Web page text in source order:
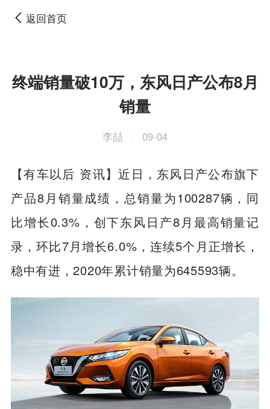
返回首页
终端销量破10万，东风日产公布8月
销量
李喆 09-04
【有车以后 资讯】近日，东风日产公布旗下
产品8月销量成绩，总销量为100287辆，同
比增长0.3%，创下东风日产8月最高销量记
录，环比7月增长6.0%，连续5个月正增长，
稳中有进，2020年累计销量为645593辆。